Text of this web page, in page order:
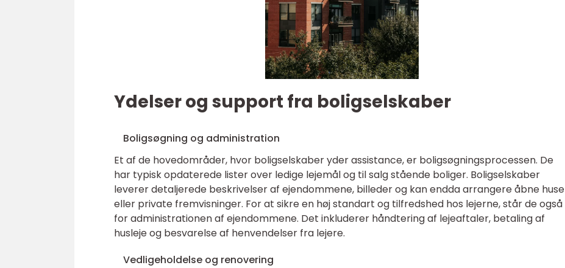
Ydelser og support fra boligselskaber
Boligsøgning og administration
Et af de hovedområder, hvor boligselskaber yder assistance, er boligsøgningsprocessen. De
har typisk opdaterede lister over ledige lejemål og til salg stående boliger. Boligselskaber
leverer detaljerede beskrivelser af ejendommene, billeder og kan endda arrangere åbne huse
eller private fremvisninger. For at sikre en høj standart og tilfredshed hos lejerne, står de også
for administrationen af ejendommene. Det inkluderer håndtering af lejeaftaler, betaling af
husleje og besvarelse af henvendelser fra lejere.
Vedligeholdelse og renovering